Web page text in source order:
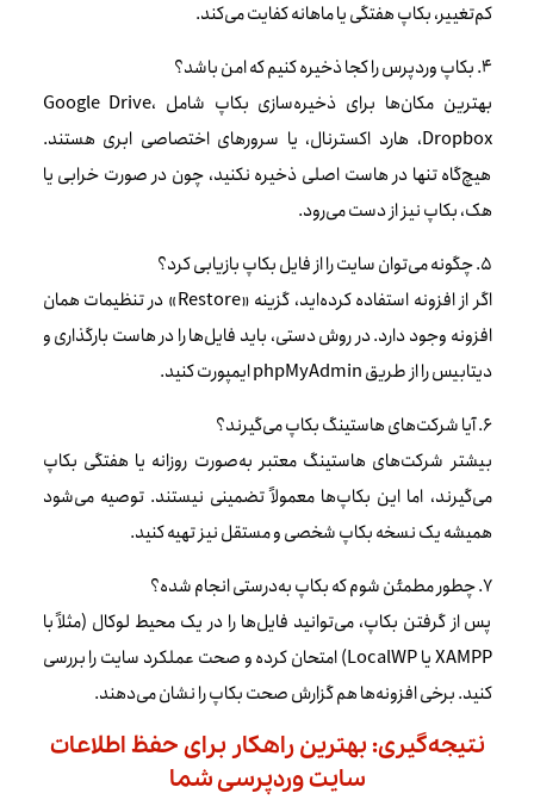
کم‌تغییر، بکاپ هفتگی یا ماهانه کفایت می‌کند.
۴. بکاپ وردپرس را کجا ذخیره کنیم که امن باشد؟
بهترین مکان‌ها برای ذخیره‌سازی بکاپ شامل Google Drive،
Dropbox، هارد اکسترنال، یا سرورهای اختصاصی ابری هستند.
هیچ‌گاه تنها در هاست اصلی ذخیره نکنید، چون در صورت خرابی یا
هک، بکاپ نیز از دست می‌رود.
۵. چگونه می‌توان سایت را از فایل بکاپ بازیابی کرد؟
اگر از افزونه استفاده کرده‌اید، گزینه «Restore» در تنظیمات همان
افزونه وجود دارد. در روش دستی، باید فایل‌ها را در هاست بارگذاری و
دیتابیس را از طریق phpMyAdmin ایمپورت کنید.
۶. آیا شرکت‌های هاستینگ بکاپ می‌گیرند؟
بیشتر شرکت‌های هاستینگ معتبر به‌صورت روزانه یا هفتگی بکاپ
می‌گیرند، اما این بکاپ‌ها معمولاً تضمینی نیستند. توصیه می‌شود
همیشه یک نسخه بکاپ شخصی و مستقل نیز تهیه کنید.
۷. چطور مطمئن شوم که بکاپ به‌درستی انجام شده؟
پس از گرفتن بکاپ، می‌توانید فایل‌ها را در یک محیط لوکال (مثلاً با
XAMPP یا LocalWP) امتحان کرده و صحت عملکرد سایت را بررسی
کنید. برخی افزونه‌ها هم گزارش صحت بکاپ را نشان می‌دهند.
نتیجه‌گیری: بهترین راهکار برای حفظ اطلاعات
سایت وردپرسی شما